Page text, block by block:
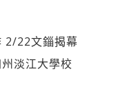
2/22文錙揭幕
淡江大學校